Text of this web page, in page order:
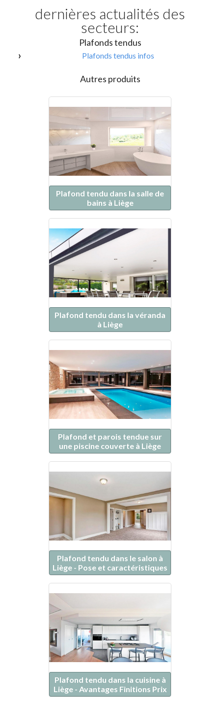
dernières actualités des
secteurs:
Plafonds tendus
Plafonds tendus infos
Autres produits
Plafond tendu dans la salle de
bains à Liège
Plafond tendu dans la véranda
à Liège
Plafond et parois tendue sur
une piscine couverte à Liège
Plafond tendu dans le salon à
Liège - Pose et caractéristiques
Plafond tendu dans la cuisine à
Liège - Avantages Finitions Prix